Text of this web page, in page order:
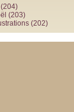
(204)
(203)
(202)